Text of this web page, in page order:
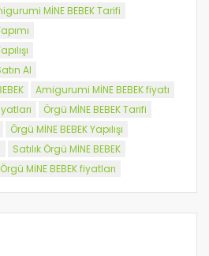
MİNE BEBEK Tarifi
Al
Amigurumi MİNE BEBEK fiyatı
Örgü MİNE BEBEK Tarifi
Örgü MİNE BEBEK Yapılışı
Satılık Örgü MİNE BEBEK
Örgü MİNE BEBEK fiyatları